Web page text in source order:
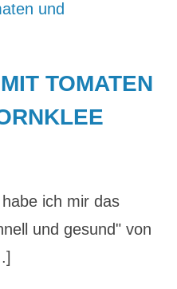
TOMATEN
ich mir das
und gesund" von